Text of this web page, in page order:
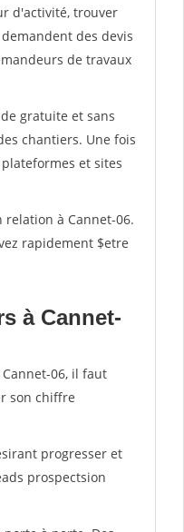
d'activité, trouver
des devis
de travaux
gratuite et sans
chantiers. Une fois
et sites
à Cannet-06.
rapidement $etre
à Cannet-
06, il faut
son chiffre
progresser et
prospectsion